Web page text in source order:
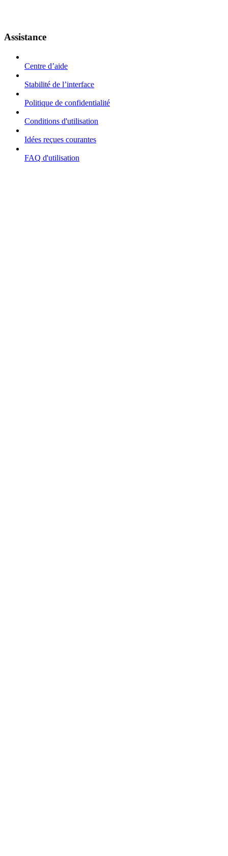
Assistance
Centre d’aide
Stabilité de l’interface
Politique de confidentialité
Conditions d'utilisation
Idées reçues courantes
FAQ d'utilisation